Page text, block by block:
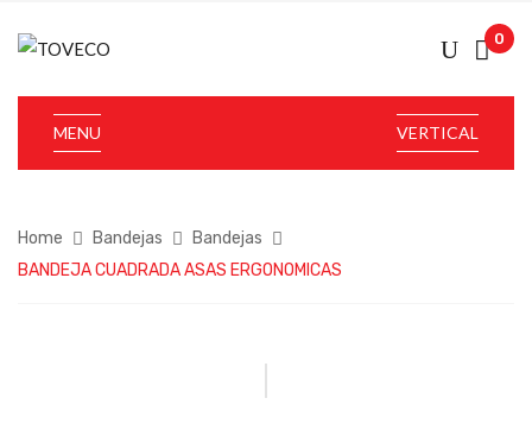
0
VERTICAL
MENU
Home Bandejas
Bandejas
BANDEJA CUADRADA ASAS ERGONOMICAS